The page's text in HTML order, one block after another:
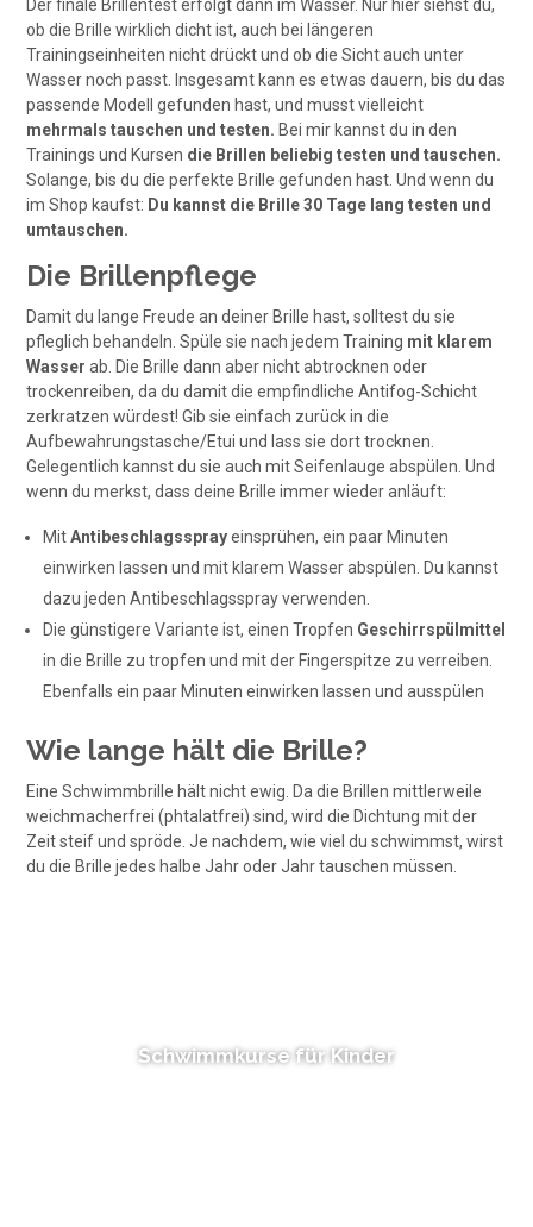
Der finale Brillentest erfolgt dann im Wasser. Nur hier siehst du,
ob die Brille wirklich dicht ist, auch bei längeren
Trainingseinheiten nicht drückt und ob die Sicht auch unter
Wasser noch passt. Insgesamt kann es etwas dauern, bis du das
passende Modell gefunden hast, und musst vielleicht
mehrmals tauschen und testen. Bei mir kannst du in den
Trainings und Kursen die Brillen beliebig testen und tauschen.
Solange, bis du die perfekte Brille gefunden hast. Und wenn du
im Shop kaufst: Du kannst die Brille 30 Tage lang testen und
umtauschen.
Die Brillenpflege
Damit du lange Freude an deiner Brille hast, solltest du sie
pfleglich behandeln. Spüle sie nach jedem Training mit klarem
Wasser ab. Die Brille dann aber nicht abtrocknen oder
trockenreiben, da du damit die empfindliche Antifog-Schicht
zerkratzen würdest! Gib sie einfach zurück in die
Aufbewahrungstasche/Etui und lass sie dort trocknen.
Gelegentlich kannst du sie auch mit Seifenlauge abspülen. Und
wenn du merkst, dass deine Brille immer wieder anläuft:
MitAntibeschlagssprayeinsprühen, ein paar Minuten
einwirken lassen und mit klarem Wasser abspülen. Du kannst
dazu jeden Antibeschlagsspray verwenden.
Die günstigere Variante ist, einen Tropfen Geschirrspülmittel
in die Brille zu tropfen und mit der Fingerspitze zu verreiben.
Ebenfalls ein paar Minuten einwirken lassen und ausspülen
Wie lange hält die Brille?
Eine Schwimmbrille hält nicht ewig. Da die Brillen mittlerweile
weichmacherfrei (phtalatfrei) sind, wird die Dichtung mit der
Zeit steif und spröde. Je nachdem, wie viel du schwimmst, wirst
du die Brille jedes halbe Jahr oder Jahr tauschen müssen.
Schwimmkurse für Kinder